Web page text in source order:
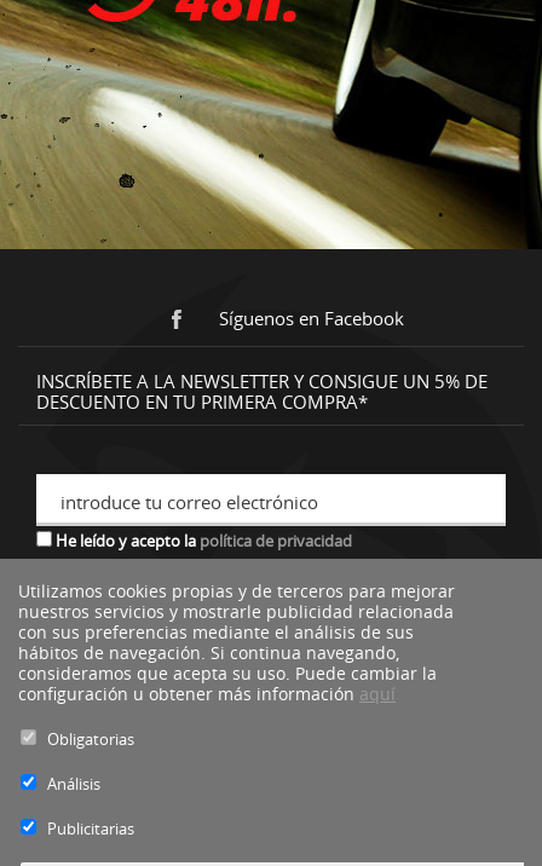
Síguenos en Facebook
INSCRÍBETE A LA NEWSLETTER Y CONSIGUE UN 5% DE
DESCUENTO EN TU PRIMERA COMPRA*
introduce tu correo electrónico
He leído y acepto la política de privacidad
*descuento no acumulable a otras ofertas o promociones.
Utilizamos cookies propias y de terceros para mejorar
nuestros servicios y mostrarle publicidad relacionada
con sus preferencias mediante el análisis de sus
hábitos de navegación. Si continua navegando,
consideramos que acepta su uso. Puede cambiar la
configuración u obtener más información aquí
Obligatorias
Análisis
Publicitarias